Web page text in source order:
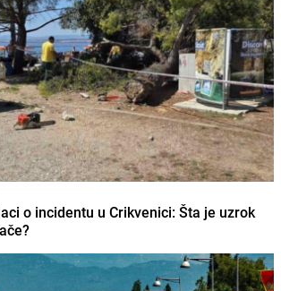
o incidentu u Crikvenici: Šta je uzrok